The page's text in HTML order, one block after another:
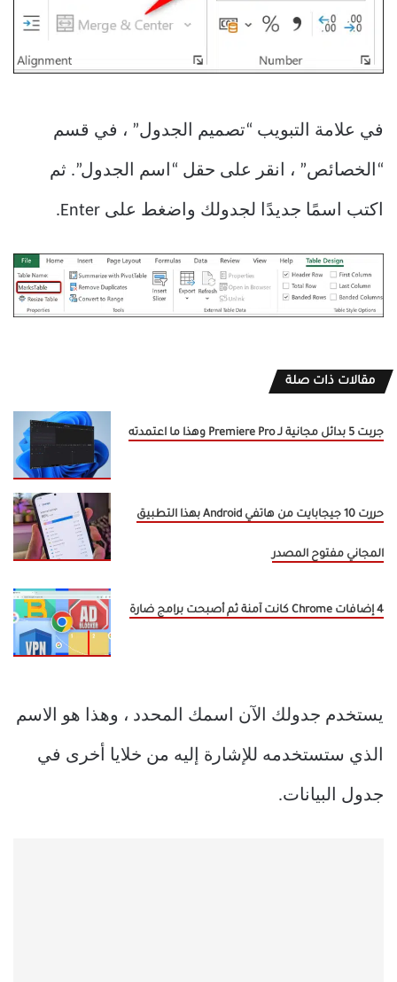
في علامة التبويب “تصميم الجدول” ، في قسم
“الخصائص” ، انقر على حقل “اسم الجدول”. ثم
اكتب اسمًا جديدًا لجدولك واضغط على Enter.
مقالات ذات صلة
جربت 5 بدائل مجانية لـ Premiere Pro وهذا ما اعتمدته
حررت 10 جيجابايت من هاتفي Android بهذا التطبيق
المجاني مفتوح المصدر
4 إضافات Chrome كانت آمنة ثم أصبحت برامج ضارة
يستخدم جدولك الآن اسمك المحدد ، وهذا هو الاسم
الذي ستستخدمه للإشارة إليه من خلايا أخرى في
جدول البيانات.